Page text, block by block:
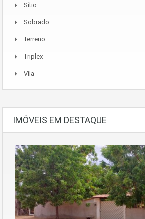
Sítio
Sobrado
Terreno
Triplex
Vila
IMÓVEIS EM DESTAQUE